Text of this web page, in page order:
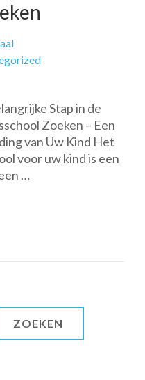
Stap in de
Zoeken – Een
van Uw Kind Het
voor uw kind is een
…
ZOEKEN